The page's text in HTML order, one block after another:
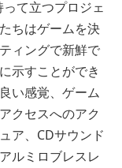
て立つプロジェ
ちはゲームを決
ィングで新鮮で
示すことができ
い感覚、ゲーム
クセスへのアク
ア、CDサウンド
ルミロブレスレ